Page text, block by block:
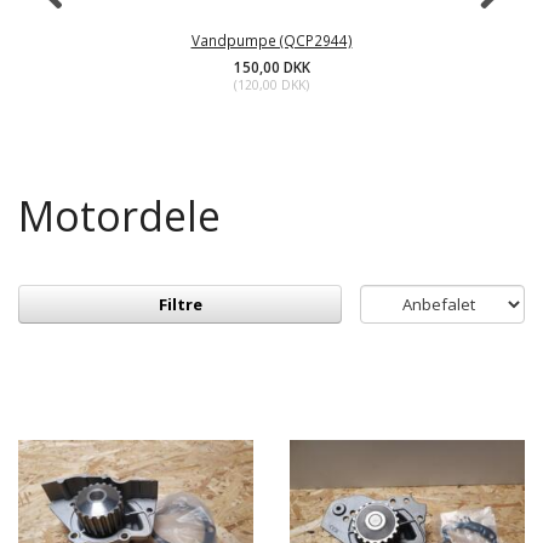
Vandpumpe (QCP2944)
150,00 DKK
(120,00 DKK)
Motordele
Filtre